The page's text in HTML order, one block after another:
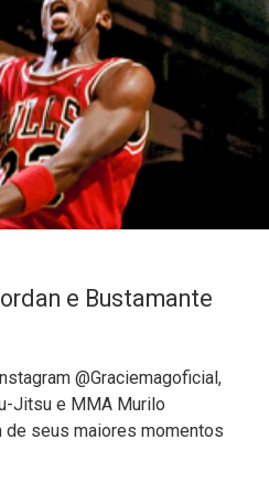
e Bustamante
@Graciemagoficial,
Jitsu e MMA Murilo
de seus maiores momentos